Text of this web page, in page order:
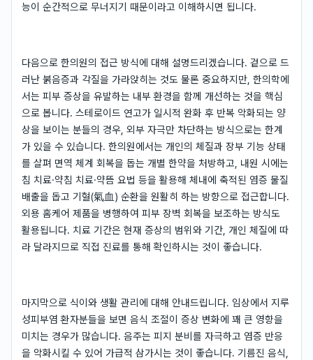
능이 순간적으로 무너지기 때문이라고 이해하시면 됩니다.
다음으로 한의원의 접근 방식에 대해 설명드리겠습니다. 겉으로 드
러난 붉음증과 각질을 가라앉히는 것도 물론 중요하지만, 한의학에
서는 피부 증상을 유발하는 내부 환경을 함께 개선하는 것을 핵심
으로 봅니다. 스테로이드 연고가 일시적 완화 후 반복 악화되는 양
상을 보이는 분들의 경우, 외부 자극만 차단하는 방식으로는 한계
가 있을 수 있습니다. 한의원에서는 개인의 체질과 장부 기능 상태
를 살펴 면역 체계 회복을 돕는 개별 한약을 처방하고, 내원 시에는
침 치료·약침 치료·약뜸 요법 등을 활용해 체내에 축적된 염증 물질
배출을 돕고 기혈(氣血) 순환을 원활히 하는 방향으로 접근합니다.
외용 홈케어 제품을 병행하여 피부 장벽 회복을 보조하는 방식도
활용됩니다. 치료 기간은 현재 증상의 범위와 기간, 개인 체질에 따
라 달라지므로 직접 진료를 통해 확인하시는 것이 좋습니다.
마지막으로 식이와 생활 관리에 대해 안내드립니다. 임상에서 지루
성피부염 환자분들을 보면 음식 조절이 증상 변화에 꽤 큰 영향을
미치는 경우가 많습니다. 음주는 피지 분비를 자극하고 염증 반응
을 악화시킬 수 있어 가급적 삼가시는 것이 좋습니다. 기름진 음식,